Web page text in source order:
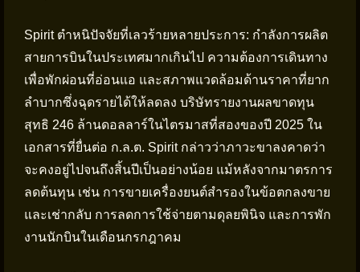
Spirit ตำหนิปัจจัยที่เลวร้ายหลายประการ: กำลังการผลิต
สายการบินในประเทศมากเกินไป ความต้องการเดินทาง
เพื่อพักผ่อนที่อ่อนแอ และสภาพแวดล้อมด้านราคาที่ยาก
ลำบากซึ่งฉุดรายได้ให้ลดลง บริษัทรายงานผลขาดทุน
สุทธิ 246 ล้านดอลลาร์ในไตรมาสที่สองของปี 2025 ใน
เอกสารที่ยื่นต่อ ก.ล.ต. Spirit กล่าวว่าภาวะขาลงคาดว่า
จะคงอยู่ไปจนถึงสิ้นปีเป็นอย่างน้อย แม้หลังจากมาตรการ
ลดต้นทุน เช่น การขายเครื่องยนต์สำรองในข้อตกลงขาย
และเช่ากลับ การลดการใช้จ่ายตามดุลยพินิจ และการพัก
งานนักบินในเดือนกรกฎาคม